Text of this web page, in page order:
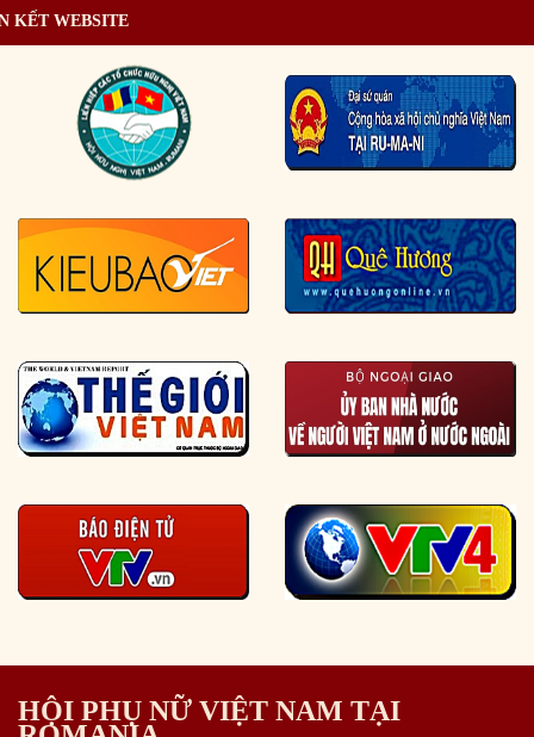
KẾT WEBSITE
HỘI PHỤ NỮ VIỆT NAM TẠI